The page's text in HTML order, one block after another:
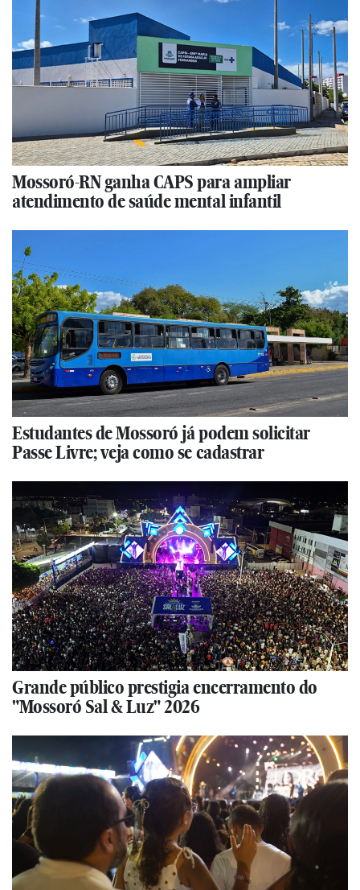
Mossoró-RN ganha CAPS para ampliar
atendimento de saúde mental infantil
Estudantes de Mossoró já podem solicitar
Passe Livre; veja como se cadastrar
Grande público prestigia encerramento do
"Mossoró Sal & Luz" 2026